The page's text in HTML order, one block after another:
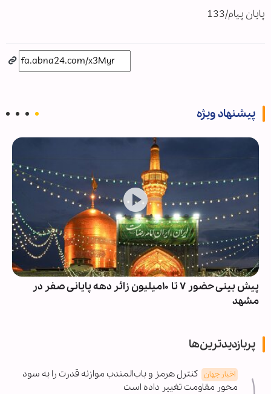
پایان پیام/133
پیشنهاد ویژه
پیش بینی حضور ۷ تا ۱۰میلیون زائر دهه پایانی صفر در
مشهد
پربازدیدترین‌ها
اخبار جهان کنترل هرمز و باب‌المندب موازنه قدرت را به سود
محور مقاومت تغییر داده است